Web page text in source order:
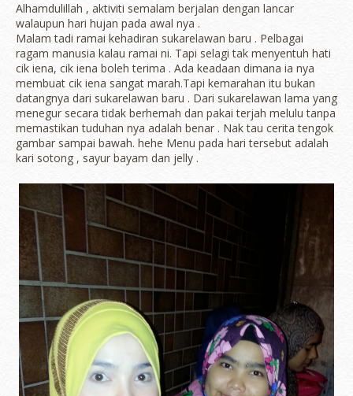
Alhamdulillah , aktiviti semalam berjalan dengan lancar
walaupun hari hujan pada awal nya .
Malam tadi ramai kehadiran sukarelawan baru . Pelbagai
ragam manusia kalau ramai ni. Tapi selagi tak menyentuh hati
cik iena, cik iena boleh terima . Ada keadaan dimana ia nya
membuat cik iena sangat marah.Tapi kemarahan itu bukan
datangnya dari sukarelawan baru . Dari sukarelawan lama yang
menegur secara tidak berhemah dan pakai terjah melulu tanpa
memastikan tuduhan nya adalah benar . Nak tau cerita tengok
gambar sampai bawah. hehe Menu pada hari tersebut adalah
kari sotong , sayur bayam dan jelly .